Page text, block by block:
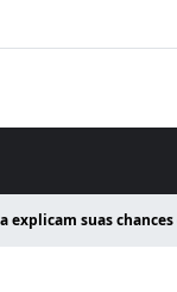
explicam suas